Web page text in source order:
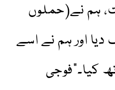
ہم نے(حملوں
دیا اور ہم نے اسے
کیا۔”فوجی